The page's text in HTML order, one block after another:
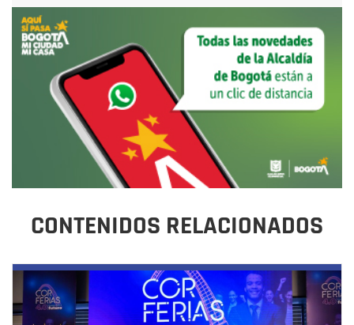
CONTENIDOS RELACIONADOS